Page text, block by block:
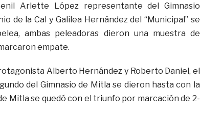
Arlette López representante del Gimnasio
de la Cal y Galilea Hernández del “Municipal” se
ambas peleadoras dieron una muestra de
empate.
Alberto Hernández y Roberto Daniel, el
del Gimnasio de Mitla se dieron hasta con la
Mitla se quedó con el triunfo por marcación de 2-